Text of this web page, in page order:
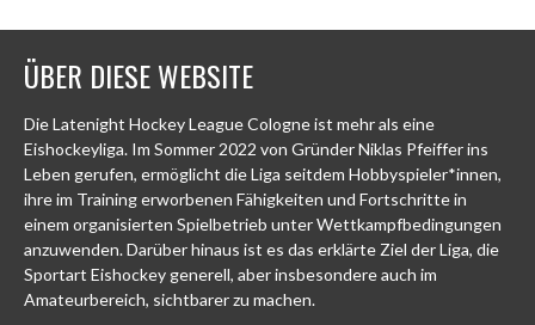
ÜBER DIESE WEBSITE
Die Latenight Hockey League Cologne ist mehr als eine
Eishockeyliga. Im Sommer 2022 von Gründer Niklas Pfeiffer ins
Leben gerufen, ermöglicht die Liga seitdem Hobbyspieler*innen,
ihre im Training erworbenen Fähigkeiten und Fortschritte in
einem organisierten Spielbetrieb unter Wettkampfbedingungen
anzuwenden. Darüber hinaus ist es das erklärte Ziel der Liga, die
Sportart Eishockey generell, aber insbesondere auch im
Amateurbereich, sichtbarer zu machen.